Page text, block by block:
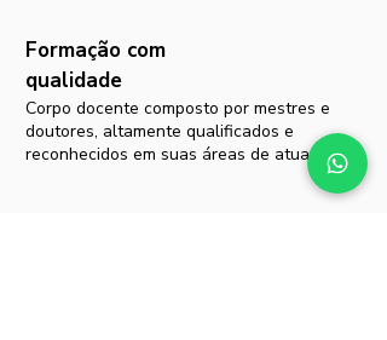
Formação com
qualidade
Corpo docente composto por mestres e
doutores, altamente qualificados e
reconhecidos em suas áreas de atuação.